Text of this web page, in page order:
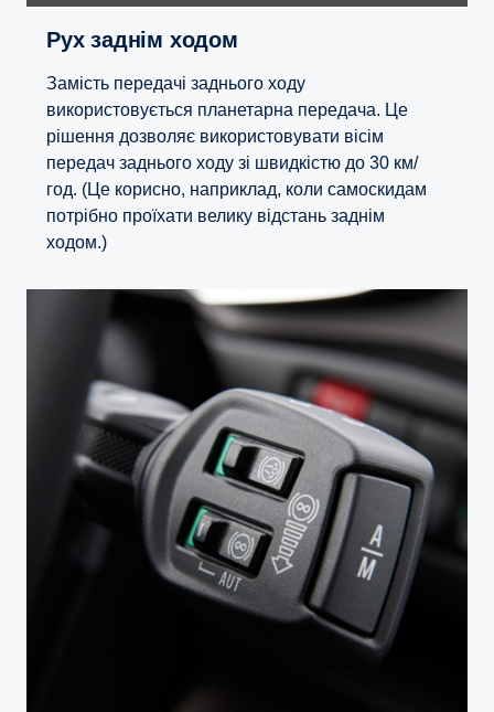
Рух заднім ходом
Замість передачі заднього ходу
використовується планетарна передача. Це
рішення дозволяє використовувати вісім
передач заднього ходу зі швидкістю до 30 км/
год. (Це корисно, наприклад, коли самоскидам
потрібно проїхати велику відстань заднім
ходом.)